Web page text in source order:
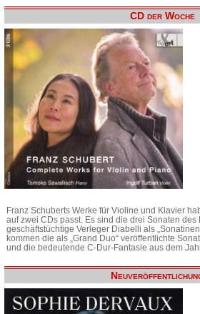
CD der Woche
Franz Schuberts Werke für Violine und Klavier
auf zwei CDs passt. Es sind die drei Sonaten
geschäftstüchtige Verleger Diabelli als
kommen die als „Grand Duo“ veröffentlichte
und die bedeutende C-Dur-Fantasie aus dem